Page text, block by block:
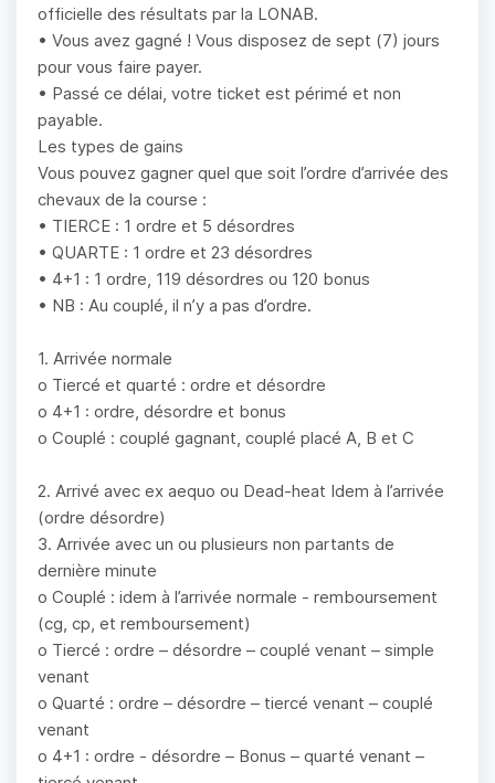
officielle des résultats par la LONAB.
• Vous avez gagné ! Vous disposez de sept (7) jours
pour vous faire payer.
• Passé ce délai, votre ticket est périmé et non
payable.
Les types de gains
Vous pouvez gagner quel que soit l’ordre d’arrivée des
chevaux de la course :
• TIERCE : 1 ordre et 5 désordres
• QUARTE : 1 ordre et 23 désordres
• 4+1 : 1 ordre, 119 désordres ou 120 bonus
• NB : Au couplé, il n’y a pas d’ordre.
1. Arrivée normale
o Tiercé et quarté : ordre et désordre
o 4+1 : ordre, désordre et bonus
o Couplé : couplé gagnant, couplé placé A, B et C
2. Arrivé avec ex aequo ou Dead-heat Idem à l’arrivée
(ordre désordre)
3. Arrivée avec un ou plusieurs non partants de
dernière minute
o Couplé : idem à l’arrivée normale - remboursement
(cg, cp, et remboursement)
o Tiercé : ordre – désordre – couplé venant – simple
venant
o Quarté : ordre – désordre – tiercé venant – couplé
venant
o 4+1 : ordre - désordre – Bonus – quarté venant –